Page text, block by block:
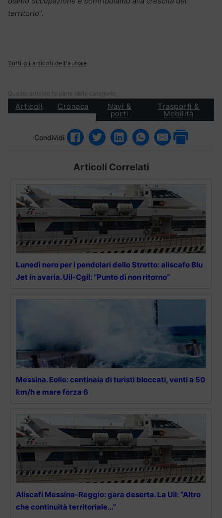
territorio”.
Tutti gli articoli dell'autore
Questo articolo fa parte delle categorie:
Articoli Cronaca Navi &
porti
Trasporti &
Mobilità
Condividi
Articoli Correlati
Lunedì nero per i pendolari dello Stretto: aliscafo Blu
Jet in avaria. Uil-Cgil: “Punto di non ritorno”
Messina. Eolie: centinaia di turisti bloccati, venti a 50
km/h e mare forza 6
Aliscafi Messina-Reggio: gara deserta. La Uil: “Altro
che continuità territoriale…”